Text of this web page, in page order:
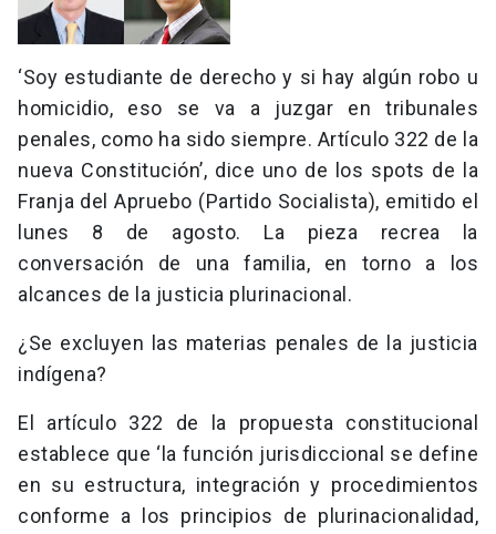
‘Soy estudiante de derecho y si hay algún robo u
homicidio, eso se va a juzgar en tribunales
penales, como ha sido siempre. Artículo 322 de la
nueva Constitución’, dice uno de los spots de la
Franja del Apruebo (Partido Socialista), emitido el
lunes 8 de agosto. La pieza recrea la
conversación de una familia, en torno a los
alcances de la justicia plurinacional.
¿Se excluyen las materias penales de la justicia
indígena?
El artículo 322 de la propuesta constitucional
establece que ‘la función jurisdiccional se define
en su estructura, integración y procedimientos
conforme a los principios de plurinacionalidad,